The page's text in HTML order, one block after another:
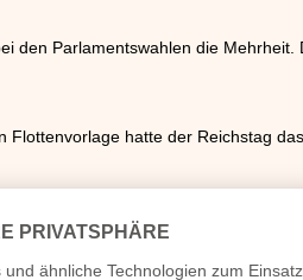
den Parlamentswahlen die Mehrheit.
hatte der Reichstag
der Bewilligung der von ihm